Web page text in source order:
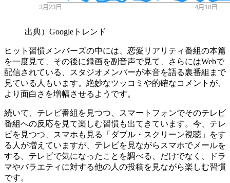
出典）Googleトレンド
ヒット習慣メンバーズの中には、恋愛リアリティ番組の本篇
を一度見て、その後に録画を副音声で見て、さらにはWebで
配信されている、スタジオメンバーが本音を語る裏番組まで
見ている人もいます。絶妙なツッコミや的確なコメントが、
より面白さを増幅させるようです。
続いて、テレビ番組を見つつ、スマートフォンでそのテレビ
番組への反応を見て楽しむ習慣も出てきています。今、テレ
ビを見つつ、スマホも見る「ダブル・スクリーン視聴」をす
る人が増えていますが、テレビを見ながらスマホでメールを
する、テレビで気になったことを調べる、だけでなく、ドラ
マやバラエティに対する他の人の投稿を見ながら楽しむ習慣
です。